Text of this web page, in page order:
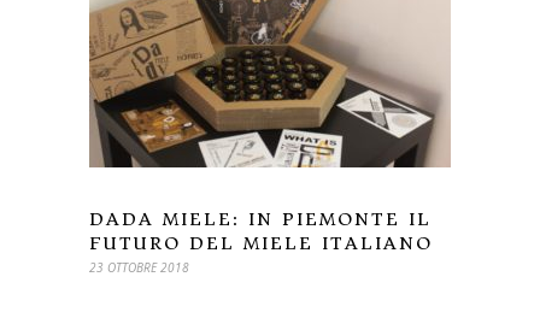
DADA MIELE: IN PIEMONTE IL
FUTURO DEL MIELE ITALIANO
23 OTTOBRE 2018